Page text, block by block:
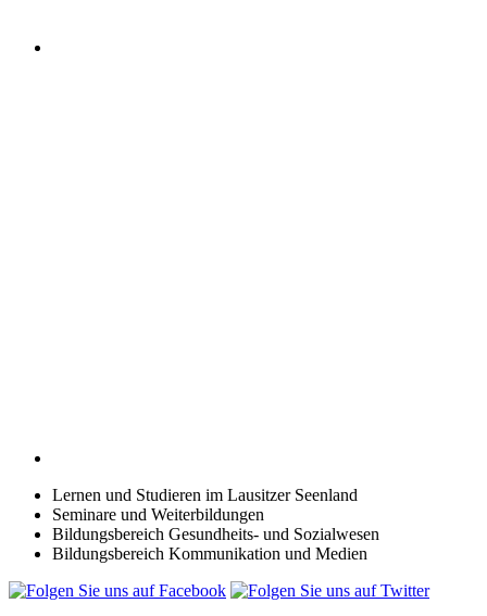
Lernen und Studieren im Lausitzer Seenland
Seminare und Weiterbildungen
Bildungsbereich Gesundheits- und Sozialwesen
Bildungsbereich Kommunikation und Medien